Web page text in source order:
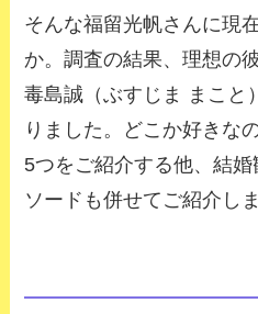
そんな福留光帆さんに現
か。調査の結果、理想の
毒島誠（ぶすじま まこと
りました。どこか好きな
5つをご紹介する他、結
ソードも併せてご紹介し